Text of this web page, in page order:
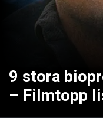
9 stora
– Filmtopp